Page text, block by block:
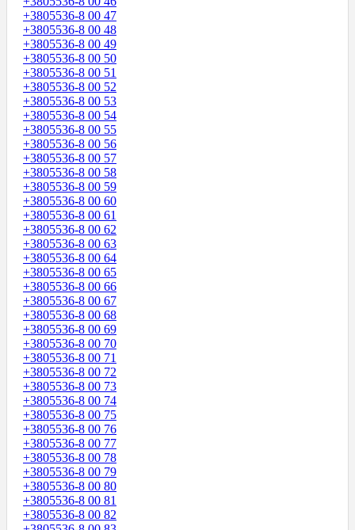
+3805536-8 00 47
+3805536-8 00 48
+3805536-8 00 49
+3805536-8 00 50
+3805536-8 00 51
+3805536-8 00 52
+3805536-8 00 53
+3805536-8 00 54
+3805536-8 00 55
+3805536-8 00 56
+3805536-8 00 57
+3805536-8 00 58
+3805536-8 00 59
+3805536-8 00 60
+3805536-8 00 61
+3805536-8 00 62
+3805536-8 00 63
+3805536-8 00 64
+3805536-8 00 65
+3805536-8 00 66
+3805536-8 00 67
+3805536-8 00 68
+3805536-8 00 69
+3805536-8 00 70
+3805536-8 00 71
+3805536-8 00 72
+3805536-8 00 73
+3805536-8 00 74
+3805536-8 00 75
+3805536-8 00 76
+3805536-8 00 77
+3805536-8 00 78
+3805536-8 00 79
+3805536-8 00 80
+3805536-8 00 81
+3805536-8 00 82